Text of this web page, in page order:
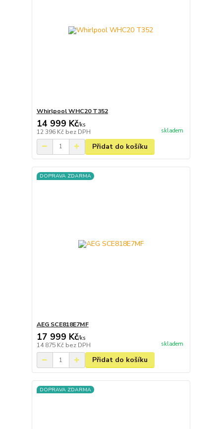
Whirlpool WHC20 T352
14 999 Kč/ks
12 396 Kč bez DPH skladem
Přidat do košíku
DOPRAVA ZDARMA
AEG SCE818E7MF
17 999 Kč/ks
14 875 Kč bez DPH skladem
Přidat do košíku
DOPRAVA ZDARMA